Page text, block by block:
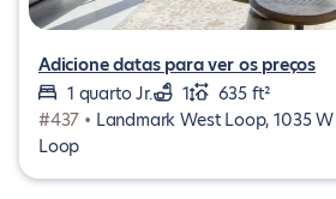
Adicione datas para ver os preços
1 quarto Jr.
1
635 ft²
#437 • Landmark West Loop, 1035
Loop